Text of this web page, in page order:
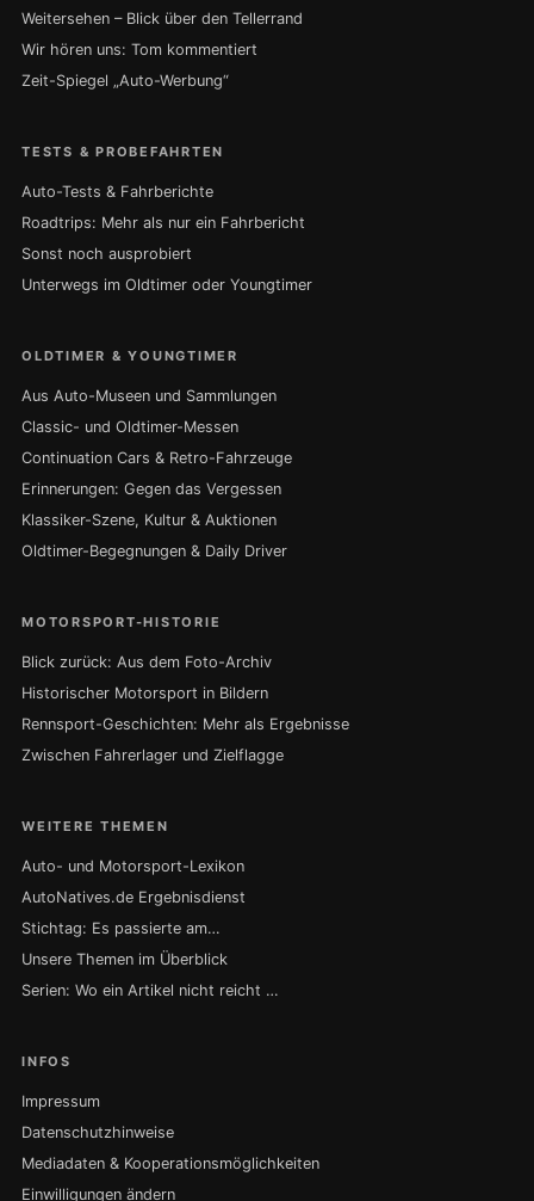
Weitersehen – Blick über den Tellerrand
Wir hören uns: Tom kommentiert
Zeit-Spiegel „Auto-Werbung“
TESTS & PROBEFAHRTEN
Auto-Tests & Fahrberichte
Roadtrips: Mehr als nur ein Fahrbericht
Sonst noch ausprobiert
Unterwegs im Oldtimer oder Youngtimer
OLDTIMER & YOUNGTIMER
Aus Auto-Museen und Sammlungen
Classic- und Oldtimer-Messen
Continuation Cars & Retro-Fahrzeuge
Erinnerungen: Gegen das Vergessen
Klassiker-Szene, Kultur & Auktionen
Oldtimer-Begegnungen & Daily Driver
MOTORSPORT-HISTORIE
Blick zurück: Aus dem Foto-Archiv
Historischer Motorsport in Bildern
Rennsport-Geschichten: Mehr als Ergebnisse
Zwischen Fahrerlager und Zielflagge
WEITERE THEMEN
Auto- und Motorsport-Lexikon
AutoNatives.de Ergebnisdienst
Stichtag: Es passierte am…
Unsere Themen im Überblick
Serien: Wo ein Artikel nicht reicht …
INFOS
Impressum
Datenschutzhinweise
Mediadaten & Kooperationsmöglichkeiten
Einwilligungen ändern